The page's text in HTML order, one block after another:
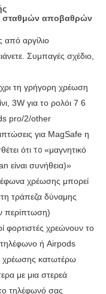
σταθμών αποβαθρών
αργίλιο
Συμπαγές σχέδιο,
τη γρήγορη χρέωση
3W για το ρολόι 7 6
pro/2/other
για MagSafe η
ότιτο «μαγνητικό
είναι συνήθεια)»
χρέωσης μπορεί
τράπεζα δύναμης
περίπτωση)
φορτιστές χρεώνουν το
ή Airpods
χρέωσης κατωτέρω
με μια στερεά
τηλέφωνό σας